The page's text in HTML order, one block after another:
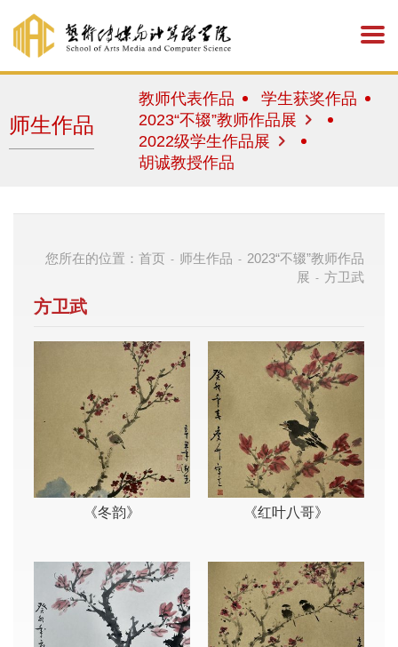
师生作品
教师代表作品
学生获奖作品
2023“不辍”教师作品展
2022级学生作品展
胡诚教授作品
您所在的位置： 首页 - 师生作品 - 2023“不辍”教师作品
展 - 方卫武
方卫武
《冬韵》 《红叶八哥》